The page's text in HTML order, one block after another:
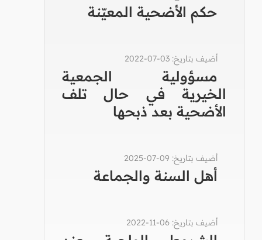
حكم الأضحية المعيّنة
أضيف بتاريخ: 03-07-2022
مسؤولية الجمعية
الخيرية في حال تلف
الأضحية بعد ذبحها
أضيف بتاريخ: 09-07-2025
أهل السنة والجماعة
أضيف بتاريخ: 06-11-2022